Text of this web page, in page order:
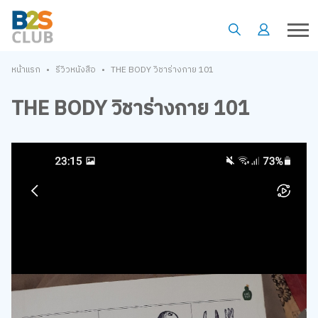
หน้าแรก • รีวิวหนังสือ • THE BODY วิชาร่างกาย 101
THE BODY วิชาร่างกาย 101